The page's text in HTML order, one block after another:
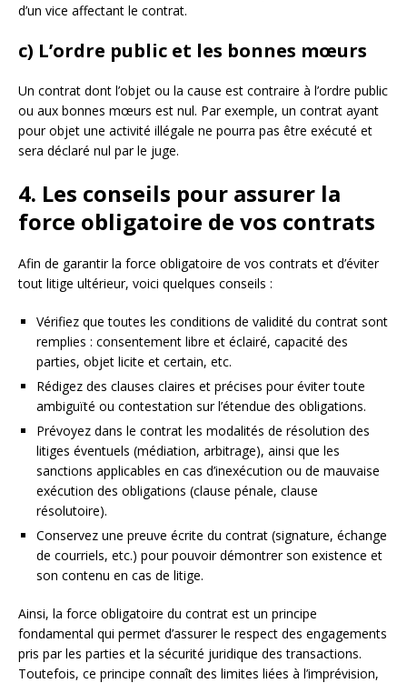
d’un vice affectant le contrat.
c) L’ordre public et les bonnes mœurs
Un contrat dont l’objet ou la cause est contraire à l’ordre public
ou aux bonnes mœurs est nul. Par exemple, un contrat ayant
pour objet une activité illégale ne pourra pas être exécuté et
sera déclaré nul par le juge.
4. Les conseils pour assurer la
force obligatoire de vos contrats
Afin de garantir la force obligatoire de vos contrats et d’éviter
tout litige ultérieur, voici quelques conseils :
Vérifiez que toutes les conditions de validité du contrat sont
remplies : consentement libre et éclairé, capacité des
parties, objet licite et certain, etc.
Rédigez des clauses claires et précises pour éviter toute
ambiguïté ou contestation sur l’étendue des obligations.
Prévoyez dans le contrat les modalités de résolution des
litiges éventuels (médiation, arbitrage), ainsi que les
sanctions applicables en cas d’inexécution ou de mauvaise
exécution des obligations (clause pénale, clause
résolutoire).
Conservez une preuve écrite du contrat (signature, échange
de courriels, etc.) pour pouvoir démontrer son existence et
son contenu en cas de litige.
Ainsi, la force obligatoire du contrat est un principe
fondamental qui permet d’assurer le respect des engagements
pris par les parties et la sécurité juridique des transactions.
Toutefois, ce principe connaît des limites liées à l’imprévision,